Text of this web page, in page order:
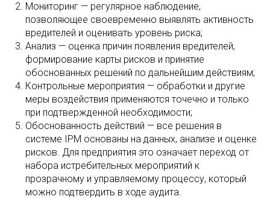
Мониторинг — регулярное наблюдение,
позволяющее своевременно выявлять активность
вредителей и оценивать уровень риска;
Анализ — оценка причин появления вредителей,
формирование карты рисков и принятие
обоснованных решений по дальнейшим действиям;
Контрольные мероприятия — обработки и другие
меры воздействия применяются точечно и только
при подтвержденной необходимости;
Обоснованность действий — все решения в
системе IPM основаны на данных, анализе и оценке
рисков. Для предприятия это означает переход от
набора истребительных мероприятий к
прозрачному и управляемому процессу, который
можно подтвердить в ходе аудита.